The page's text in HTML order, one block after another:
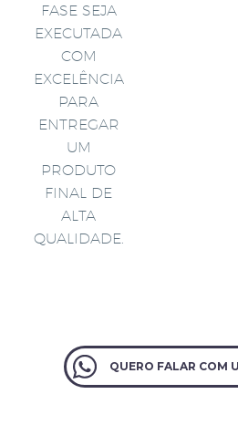
FASE SEJA
EXECUTADA
COM
EXCELÊNCIA
PARA
ENTREGAR
UM
PRODUTO
FINAL DE
ALTA
QUALIDADE.
QUERO FALAR COM